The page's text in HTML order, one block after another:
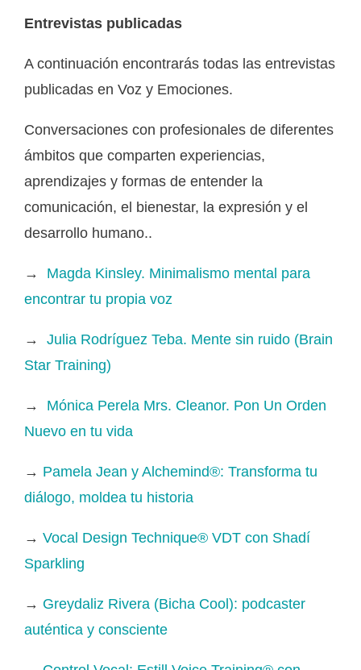
Entrevistas publicadas
A continuación encontrarás todas las entrevistas
publicadas en Voz y Emociones.
Conversaciones con profesionales de diferentes
ámbitos que comparten experiencias,
aprendizajes y formas de entender la
comunicación, el bienestar, la expresión y el
desarrollo humano..
→ Magda Kinsley. Minimalismo mental para
encontrar tu propia voz
→ Julia Rodríguez Teba. Mente sin ruido (Brain
Star Training)
→ Mónica Perela Mrs. Cleanor. Pon Un Orden
Nuevo en tu vida
→ Pamela Jean y Alchemind®: Transforma tu
diálogo, moldea tu historia
→ Vocal Design Technique® VDT con Shadí
Sparkling
→ Greydaliz Rivera (Bicha Cool): podcaster
auténtica y consciente